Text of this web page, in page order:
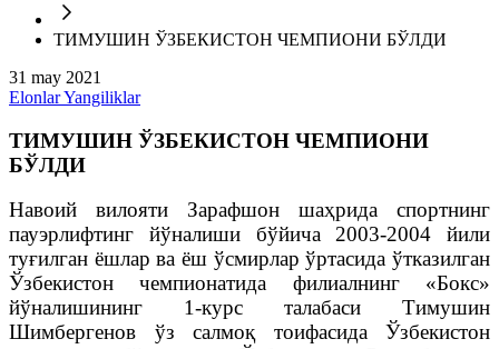
ТИМУШИН ЎЗБЕКИСТОН ЧЕМПИОНИ БЎЛДИ
31 may 2021
ElonlarYangiliklar
ТИМУШИН ЎЗБЕКИСТОН ЧЕМПИОНИ
БЎЛДИ
Навоий вилояти Зарафшон шаҳрида спортнинг
пауэрлифтинг йўналиши бўйича 2003-2004 йили
туғилган ёшлар ва ёш ўсмирлар ўртасида ўтказилган
Ўзбекистон чемпионатида филиалнинг «Бокс»
йўналишининг 1-курс талабаси Тимушин
Шимбергенов ўз салмоқ тоифасида Ўзбекистон